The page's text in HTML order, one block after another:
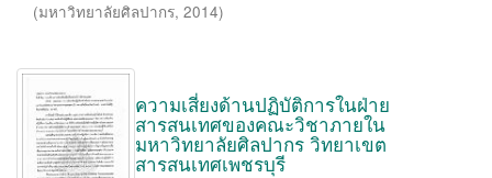
(มหาวิทยาลัยศิลปากร, 2014)
ความเสี่ยงด้านปฏิบัติการในฝ่าย
สารสนเทศของคณะวิชาภายใน
มหาวิทยาลัยศิลปากร วิทยาเขต
สารสนเทศเพชรบุรี